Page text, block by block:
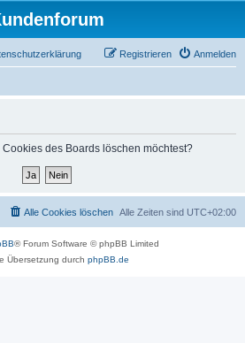
Anmelden
Registrieren
des Boards löschen möchtest?
Alle Zeiten sind UTC+02:00
Alle Cookies löschen
® Forum Software © phpBB Limited
Übersetzung durch phpBB.de